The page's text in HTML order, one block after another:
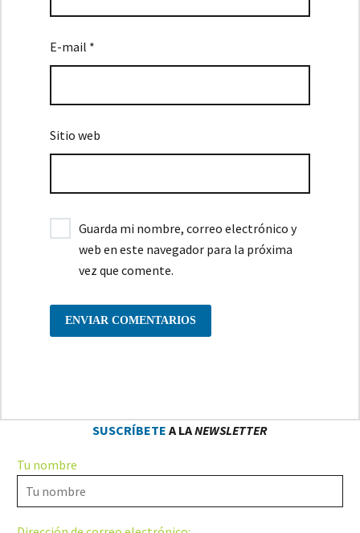
E-mail *
Sitio web
Guarda mi nombre, correo electrónico y
web en este navegador para la próxima
vez que comente.
ENVIAR COMENTARIOS
SUSCRÍBETE A LANEWSLETTER
Tu nombre